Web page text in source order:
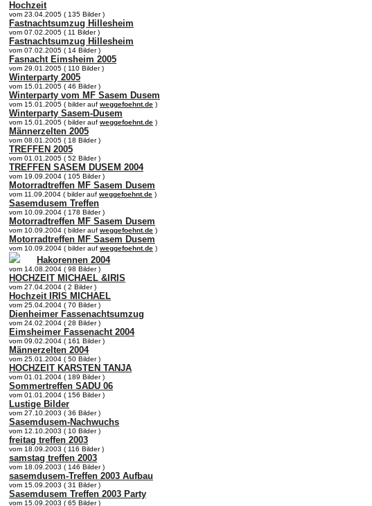
Hochzeit
vom 23.04.2005 ( 135 Bilder )
Fastnachtsumzug Hillesheim
vom 07.02.2005 ( 11 Bilder )
Fastnachtsumzug Hillesheim
vom 07.02.2005 ( 14 Bilder )
Fasnacht Eimsheim 2005
vom 29.01.2005 ( 110 Bilder )
Winterparty 2005
vom 15.01.2005 ( 46 Bilder )
Winterparty vom MF Sasem Dusem
vom 15.01.2005 ( bilder auf weggefoehnt.de )
Winterparty Sasem-Dusem
vom 15.01.2005 ( bilder auf weggefoehnt.de )
Männerzelten 2005
vom 08.01.2005 ( 18 Bilder )
TREFFEN 2005
vom 01.01.2005 ( 52 Bilder )
TREFFEN SASEM DUSEM 2004
vom 19.09.2004 ( 105 Bilder )
Motorradtreffen MF Sasem Dusem
vom 11.09.2004 ( bilder auf weggefoehnt.de )
Sasemdusem Treffen
vom 10.09.2004 ( 178 Bilder )
Motorradtreffen MF Sasem Dusem
vom 10.09.2004 ( bilder auf weggefoehnt.de )
Motorradtreffen MF Sasem Dusem
vom 10.09.2004 ( bilder auf weggefoehnt.de )
Hakorennen 2004
vom 14.08.2004 ( 98 Bilder )
HOCHZEIT MICHAEL &IRIS
vom 27.04.2004 ( 2 Bilder )
Hochzeit IRIS MICHAEL
vom 25.04.2004 ( 70 Bilder )
Dienheimer Fassenachtsumzug
vom 24.02.2004 ( 28 Bilder )
Eimsheimer Fassenacht 2004
vom 09.02.2004 ( 161 Bilder )
Männerzelten 2004
vom 25.01.2004 ( 50 Bilder )
HOCHZEIT KARSTEN TANJA
vom 01.01.2004 ( 189 Bilder )
Sommertreffen SADU 06
vom 01.01.2004 ( 156 Bilder )
Lustige Bilder
vom 27.10.2003 ( 36 Bilder )
Sasemdusem-Nachwuchs
vom 12.10.2003 ( 10 Bilder )
freitag treffen 2003
vom 18.09.2003 ( 116 Bilder )
samstag treffen 2003
vom 18.09.2003 ( 146 Bilder )
sasemdusem-Treffen 2003 Aufbau
vom 15.09.2003 ( 31 Bilder )
Sasemdusem Treffen 2003 Party
vom 15.09.2003 ( 65 Bilder )